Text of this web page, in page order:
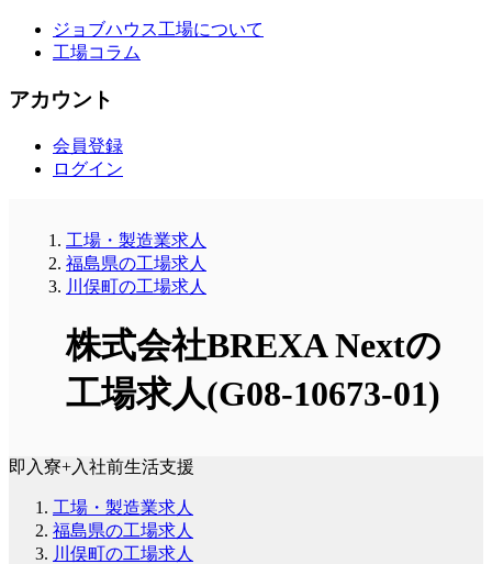
ジョブハウス工場について
工場コラム
アカウント
会員登録
ログイン
工場・製造業求人
福島県の工場求人
川俣町の工場求人
株式会社BREXA Nextの
工場求人(G08-10673-01)
即入寮+入社前生活支援
工場・製造業求人
福島県の工場求人
川俣町の工場求人